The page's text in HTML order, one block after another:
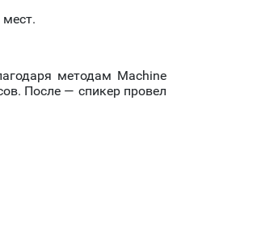
методам Machine
После — спикер провел